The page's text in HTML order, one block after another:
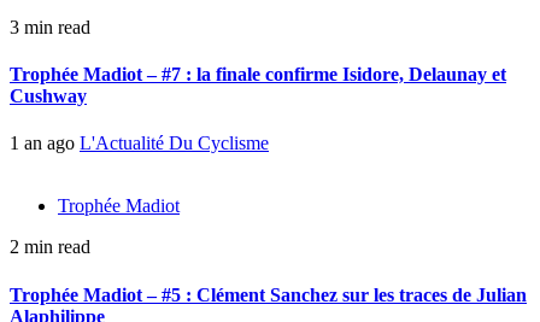
3 min read
Trophée Madiot – #7 : la finale confirme Isidore, Delaunay et
Cushway
1 an ago L'Actualité Du Cyclisme
Trophée Madiot
2 min read
Trophée Madiot – #5 : Clément Sanchez sur les traces de Julian
Alaphilippe